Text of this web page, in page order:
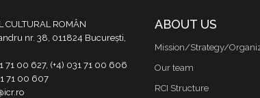
CULTURAL ROMÂN
nr. 38, 011824 București,
71 00 627, (+4) 031 71 00 606
71 00 607
ABOUT US
Mission/Strategy/
Our team
RCI Structure